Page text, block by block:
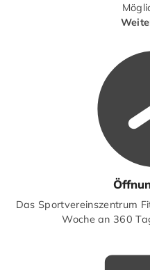
Das Sportvereinszentrum
Woche an 360